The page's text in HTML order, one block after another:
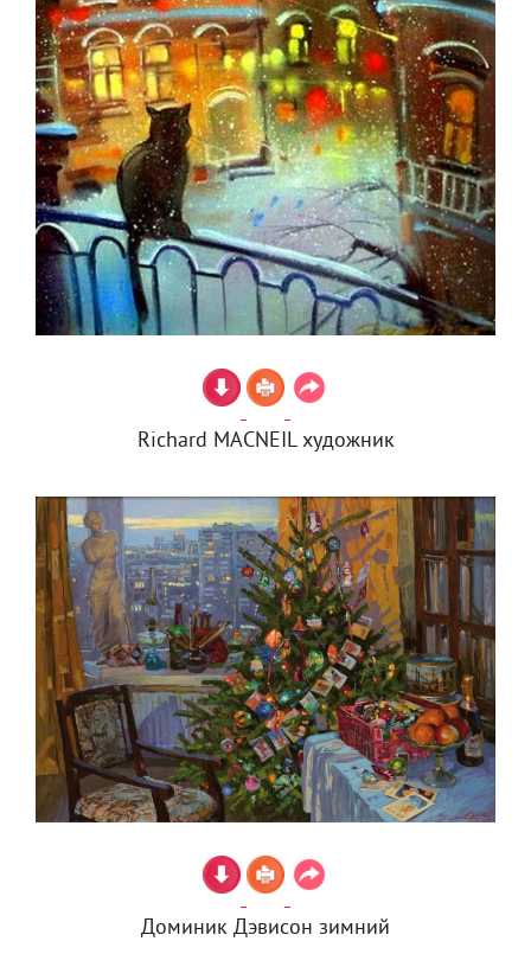
Richard MACNEIL художник
Доминик Дэвисон зимний